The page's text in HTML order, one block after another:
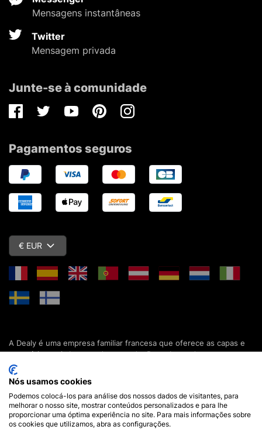
Mensagens instantâneas
Twitter
Mensagem privada
Junte-se à comunidade
FacebookTwitterYoutubePinterestInstagram
Pagamentos seguros
€ EUR
A Dealy é uma empresa familiar francesa que oferece as capas e
acessórios mais baratos do mercado. Descubra todas as nossas
colecções de capas, estojos, protecções de ecrã e acessórios
para o seu smartphone, tablet, computador ou relógio conectado.
Desde 2012, apresentamos novidades todos os dias para lhe
oferecer ainda mais opções de escolha. Mais de 600.000 clientes
em França e em todo o mundo já confiam na Dealy. Se tiver
alguma pergunta, a nossa equipa está disponível 7 dias por
Nós usamos cookies
Podemos colocá-los para análise dos nossos dados de visitantes, para
melhorar o nosso site, mostrar conteúdos personalizados e para lhe
proporcionar uma óptima experiência no site. Para mais informações sobre
os cookies que utilizamos, abra as configurações.